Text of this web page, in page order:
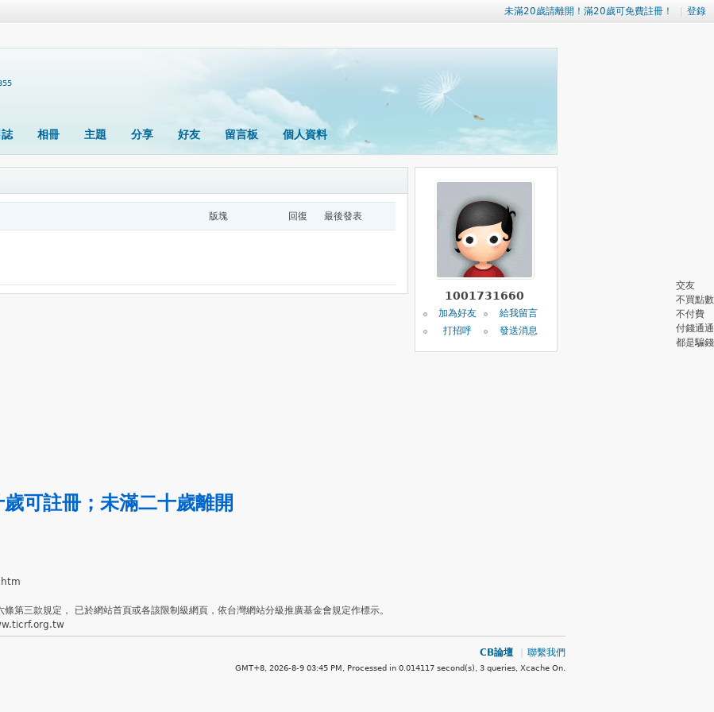
未滿20歲請離開！滿20歲可免費註冊！ 登錄
誌 相冊 主題 分享 好友 留言板 個人資料
版塊 回復 最後發表
1001731660
加為好友
給我留言
打招呼
發送消息
可註冊 ； 未滿二十歲離開
第三款規定， 已於網站首頁或各該限制級網頁，依台灣網站分級推廣基金會規定作標示。
交友
不買點數
不付費
付錢通通
都是騙錢
CB論壇 聯繫我們
GMT+8, 2026-8-9 03:45 PM, Processed in 0.014117 second(s), 3 queries, Xcache On